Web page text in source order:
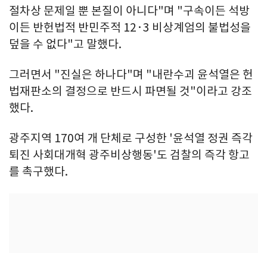
절차상 문제일 뿐 본질이 아니다"며 "구속이든 석방
이든 반헌법적 반민주적 12·3 비상계엄의 불법성을
덮을 수 없다"고 말했다.
그러면서 "진실은 하나다"며 "내란수괴 윤석열은 헌
법재판소의 결정으로 반드시 파면될 것"이라고 강조
했다.
광주지역 170여 개 단체로 구성한 '윤석열 정권 즉각
퇴진 사회대개혁 광주비상행동'도 검찰의 즉각 항고
를 촉구했다.